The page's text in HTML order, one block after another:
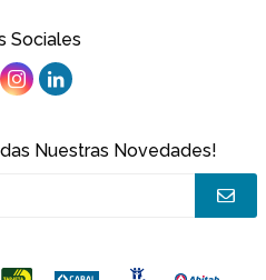
Sociales
 
Nuestras Novedades!